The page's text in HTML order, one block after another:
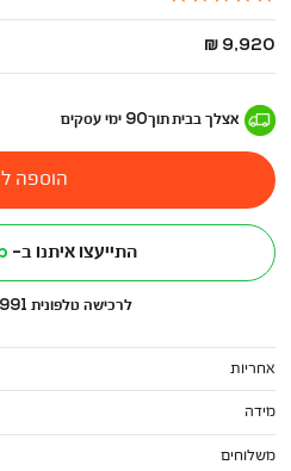
החל
9,920 ₪
אצלך בביתתוך90 ימי עסקים
הוספה
התייעצו איתנו ב-
לרכישה טלפונית 073-2390991
אחריות
מידה
משלוחים